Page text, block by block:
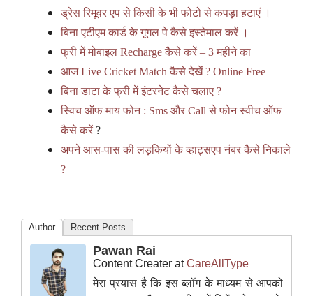
ड्रेस रिमूवर एप से किसी के भी फोटो से कपड़ा हटाएं ।
बिना एटीएम कार्ड के गूगल पे कैसे इस्तेमाल करें ।
फ्री में मोबाइल Recharge कैसे करें – 3 महीने का
आज Live Cricket Match कैसे देखें ? Online Free
बिना डाटा के फ्री में इंटरनेट कैसे चलाए ?
स्विच ऑफ माय फोन : Sms और Call से फोन स्वीच ऑफ
कैसे करें ?
अपने आस-पास की लड़कियों के व्हाट्सएप नंबर कैसे निकाले
?
Author Recent Posts
Pawan Rai
Content Creater atCareAllType
मेरा प्रयास है कि इस ब्लॉग के माध्यम से आपको